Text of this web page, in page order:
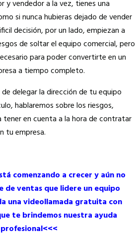
vendedor a la vez, tienes una
si nunca hubieras dejado de vender
decisión, por un lado, empiezan a
de soltar el equipo comercial, pero
para poder convertirte en un
a tiempo completo.
delegar la dirección de tu equipo
hablaremos sobre los riesgos,
en cuenta a la hora de contratar
tu empresa.
comenzando a crecer y aún no
de ventas que lidere un equipo
una videollamada gratuita con
te brindemos nuestra ayuda
profesional<<<